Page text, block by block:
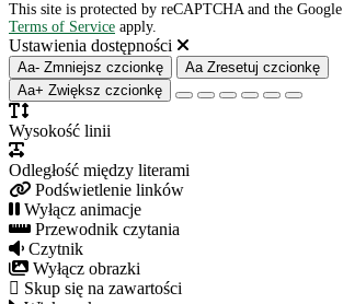
This site is protected by reCAPTCHA and the Google
Terms of Service apply.
Ustawienia dostępności
Aa- Zmniejsz czcionkę Aa Zresetuj czcionkę
Aa+ Zwiększ czcionkę
Wysokość linii
Odległość między literami
Podświetlenie linków
Wyłącz animacje
Przewodnik czytania
Czytnik
Wyłącz obrazki
Skup się na zawartości